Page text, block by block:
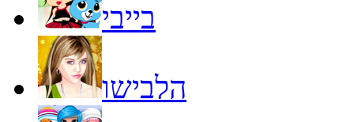
בייבי
הלבישו